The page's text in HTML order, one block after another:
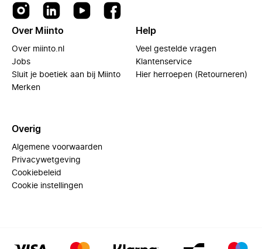
Over Miinto
Over miinto.nl
Jobs
Sluit je boetiek aan bij Miinto
Merken
Help
Veel gestelde vragen
Klantenservice
Hier herroepen (Retourneren)
Overig
Algemene voorwaarden
Privacywetgeving
Cookiebeleid
Cookie instellingen